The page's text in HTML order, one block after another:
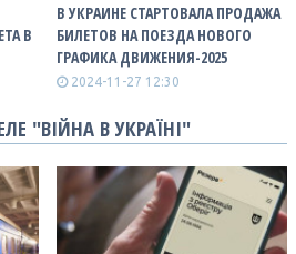
В
В УКРАИНЕ СТАРТОВАЛА ПРОДАЖА
БИЛЕТОВ НА ПОЕЗДА НОВОГО
ГРАФИКА ДВИЖЕНИЯ-2025
2024-11-27 12:30
"ВІЙНА В УКРАЇНІ"